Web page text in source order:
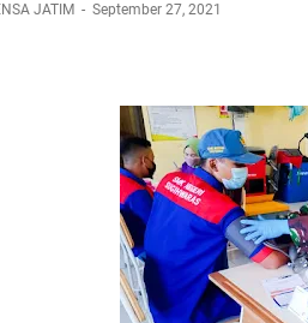
JATIM September 27, 2021